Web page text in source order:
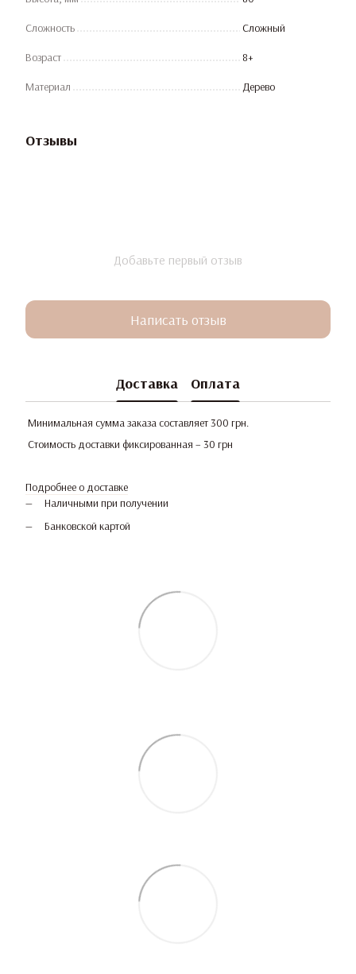
Сложность Сложный
Возраст 8+
Материал Дерево
Отзывы
Добавьте первый отзыв
Написать отзыв
Доставка Оплата
Минимальная сумма заказа составляет 300 грн.
Стоимость доставки фиксированная – 30 грн
Подробнее о доставке
Наличными при получении
Банковской картой